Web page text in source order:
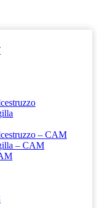
– CAM
– CAM